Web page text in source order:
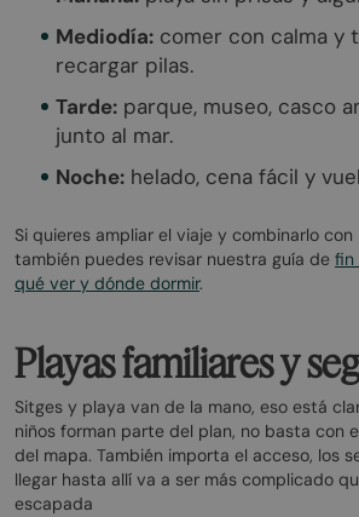
Mediodía: comer con calma y
recargar pilas.
Tarde: parque, museo, casco
junto al mar.
Noche: helado, cena fácil y
Si quieres ampliar el viaje y combinarlo con
también puedes revisar nuestra guía de fin
qué ver y dónde dormir.
Playas familiares y
Sitges y playa van de la mano, eso está
niños forman parte del plan, no basta con
del mapa. También importa el acceso, los
llegar hasta allí va a ser más complicado
escapada